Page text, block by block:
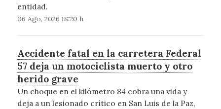
entidad.
06 Ago, 2026 18:20 h
Accidente fatal en la carretera Federal
57 deja un motociclista muerto y otro
herido grave
Un choque en el kilómetro 84 cobra una vida y
deja a un lesionado crítico en San Luis de la Paz,